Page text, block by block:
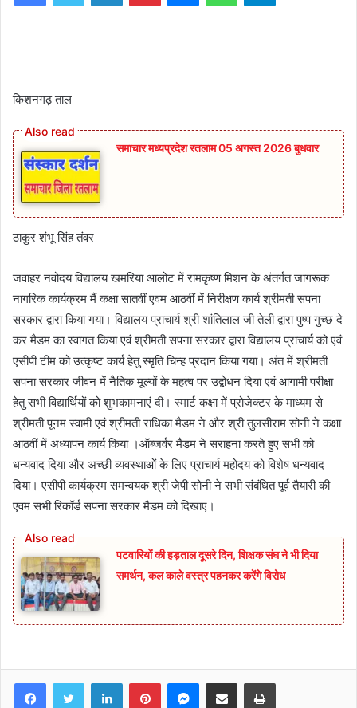
किशनगढ़ ताल
समाचार मध्यप्रदेश रतलाम 05 अगस्त 2026 बुधवार
ठाकुर शंभू सिंह तंवर
जवाहर नवोदय विद्यालय खमरिया आलोट में रामकृष्ण मिशन के अंतर्गत जागरूक
नागरिक कार्यक्रम मैं कक्षा सातवीं एवम आठवीं में निरीक्षण कार्य श्रीमती सपना
सरकार द्वारा किया गया। विद्यालय प्राचार्य श्री शांतिलाल जी तेली द्वारा पुष्प गुच्छ दे
कर मैडम का स्वागत किया एवं श्रीमती सपना सरकार द्वारा विद्यालय प्राचार्य को एवं
एसीपी टीम को उत्कृष्ट कार्य हेतु स्मृति चिन्ह प्रदान किया गया। अंत में श्रीमती
सपना सरकार जीवन में नैतिक मूल्यों के महत्व पर उद्बोधन दिया एवं आगामी परीक्षा
हेतु सभी विद्यार्थियों को शुभकामनाएं दी। स्मार्ट कक्षा में प्रोजेक्टर के माध्यम से
श्रीमती पूनम स्वामी एवं श्रीमती राधिका मैडम ने और श्री तुलसीराम सोनी ने कक्षा
आठवीं में अध्यापन कार्य किया ।ऑब्जर्वर मैडम ने सराहना करते हुए सभी को
धन्यवाद दिया और अच्छी व्यवस्थाओं के लिए प्राचार्य महोदय को विशेष धन्यवाद
दिया। एसीपी कार्यक्रम समन्वयक श्री जेपी सोनी ने सभी संबंधित पूर्व तैयारी की
एवम सभी रिकॉर्ड सपना सरकार मैडम को दिखाए।
पटवारियों की हड़ताल दूसरे दिन, शिक्षक संघ ने भी दिया
समर्थन, कल काले वस्त्र पहनकर करेंगे विरोध
FacebookTwitter LinkedInPinterestMessenger
Share via Email Print